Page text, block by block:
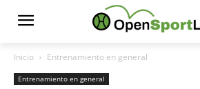
Inicio Entrenamiento en general
Entrenamiento en general